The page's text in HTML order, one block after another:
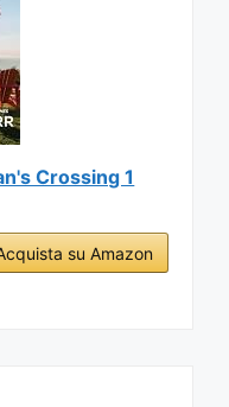
Crossing 1
su Amazon